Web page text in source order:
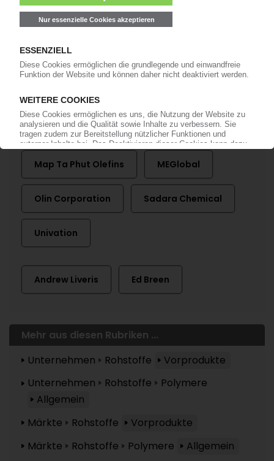
Mehr zu ...
BASF Chemours Dow Chemical
DuPont
Equate Petrochemical Company
Map Ta Phut Olefins MEGlobal
Olin Corporation Sadara Chemical
Univation
Andrew Liveris Ed Breen
Mehr aus diesen Rubriken ...
Unternehmen
Rohstoffe
Vorprodukte
Unternehmen
Rohstoffe
Polymere
Allgemein
Märkte
Rohstoffe
Vorprodukte
Märkte
Rohstoffe Polymere Allgemein